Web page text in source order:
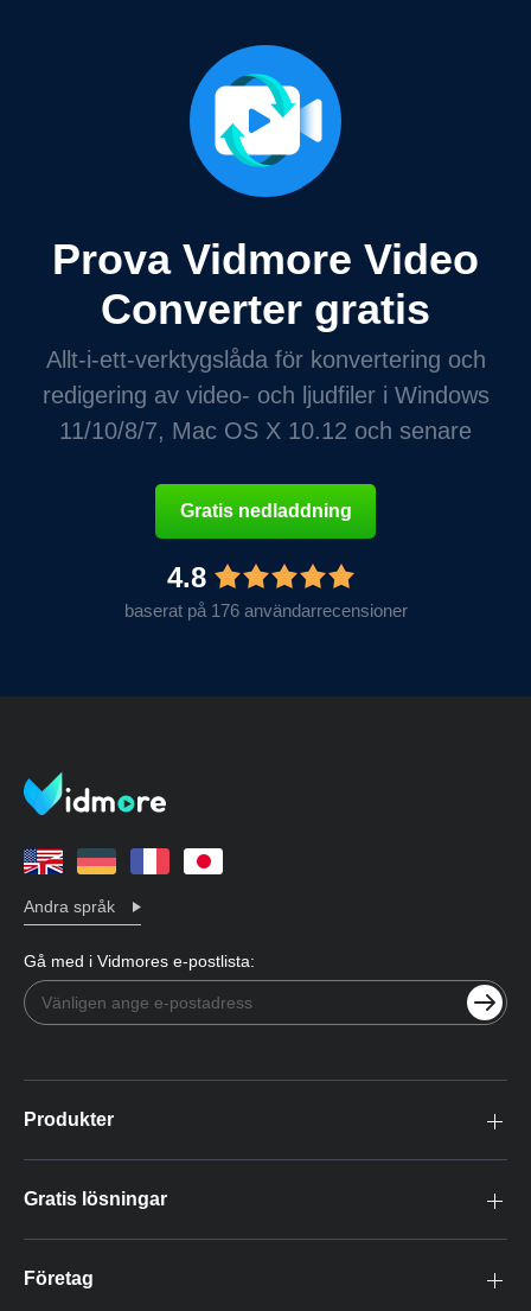
Prova Vidmore Video
Converter gratis
Allt-i-ett-verktygslåda för konvertering och
redigering av video- och ljudfiler i Windows
11/10/8/7, Mac OS X 10.12 och senare
Gratis nedladdning
4.8
baserat på 176 användarrecensioner
Andra språk
Gå med i Vidmores e-postlista:
Produkter
Gratis lösningar
Företag